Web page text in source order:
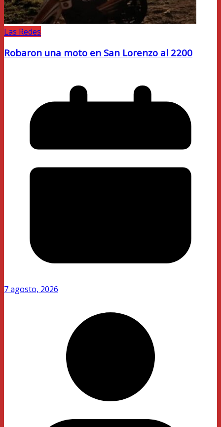
Las Redes
Robaron una moto en San Lorenzo al 2200
7 agosto, 2026